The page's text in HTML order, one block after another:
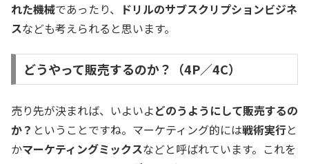
れた機械であったり、 ドリルのサブスクリプションビジネ
スなども考えられると思います。
どうやって販売するのか？（4P／4C）
売り先が決まれば、いよいよどのうようにして販売するの
か？ ということですね。マーケティング的には戦術実行と
かマーケティングミックスなどと呼ばれています。これを